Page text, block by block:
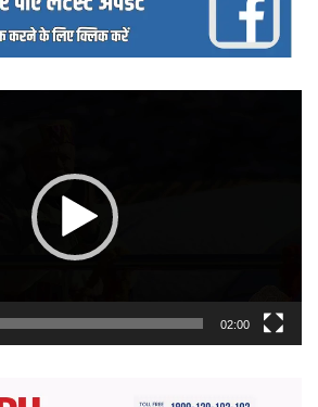
02:00